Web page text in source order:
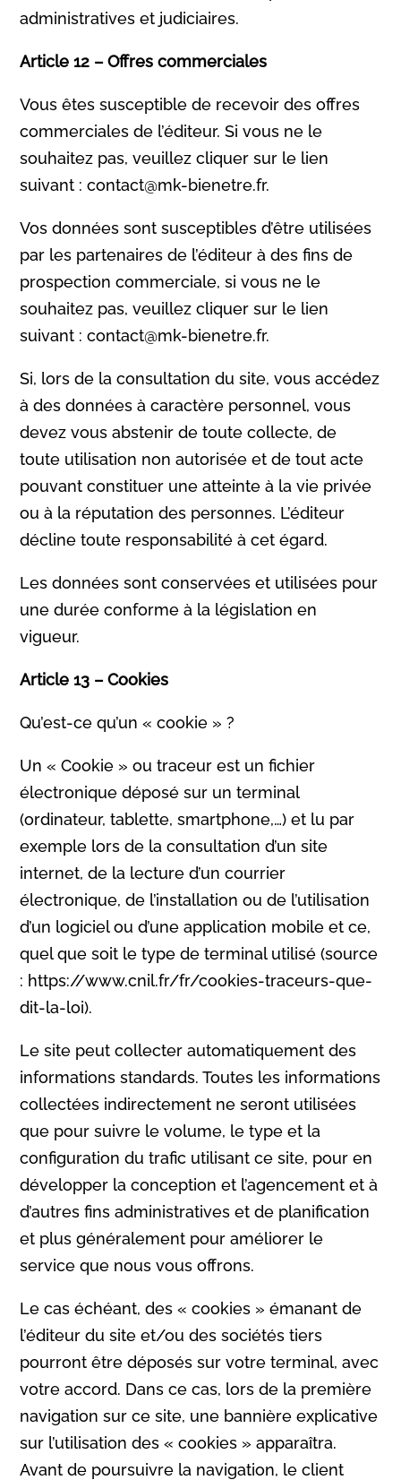
administratives et judiciaires.
Article 12 – Offres commerciales
Vous êtes susceptible de recevoir des offres
commerciales de l’éditeur. Si vous ne le
souhaitez pas, veuillez cliquer sur le lien
suivant : contact@mk-bienetre.fr.
Vos données sont susceptibles d’être utilisées
par les partenaires de l’éditeur à des fins de
prospection commerciale, si vous ne le
souhaitez pas, veuillez cliquer sur le lien
suivant : contact@mk-bienetre.fr.
Si, lors de la consultation du site, vous accédez
à des données à caractère personnel, vous
devez vous abstenir de toute collecte, de
toute utilisation non autorisée et de tout acte
pouvant constituer une atteinte à la vie privée
ou à la réputation des personnes. L’éditeur
décline toute responsabilité à cet égard.
Les données sont conservées et utilisées pour
une durée conforme à la législation en
vigueur.
Article 13 – Cookies
Qu’est-ce qu’un « cookie » ?
Un « Cookie » ou traceur est un fichier
électronique déposé sur un terminal
(ordinateur, tablette, smartphone,…) et lu par
exemple lors de la consultation d’un site
internet, de la lecture d’un courrier
électronique, de l’installation ou de l’utilisation
d’un logiciel ou d’une application mobile et ce,
quel que soit le type de terminal utilisé (source
: https://www.cnil.fr/fr/cookies-traceurs-que-
dit-la-loi).
Le site peut collecter automatiquement des
informations standards. Toutes les informations
collectées indirectement ne seront utilisées
que pour suivre le volume, le type et la
configuration du trafic utilisant ce site, pour en
développer la conception et l’agencement et à
d’autres fins administratives et de planification
et plus généralement pour améliorer le
service que nous vous offrons.
Le cas échéant, des « cookies » émanant de
l’éditeur du site et/ou des sociétés tiers
pourront être déposés sur votre terminal, avec
votre accord. Dans ce cas, lors de la première
navigation sur ce site, une bannière explicative
sur l’utilisation des « cookies » apparaîtra.
Avant de poursuivre la navigation, le client